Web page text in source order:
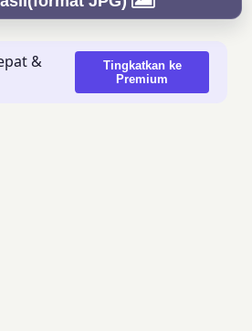
&
Tingkatkan ke
Premium